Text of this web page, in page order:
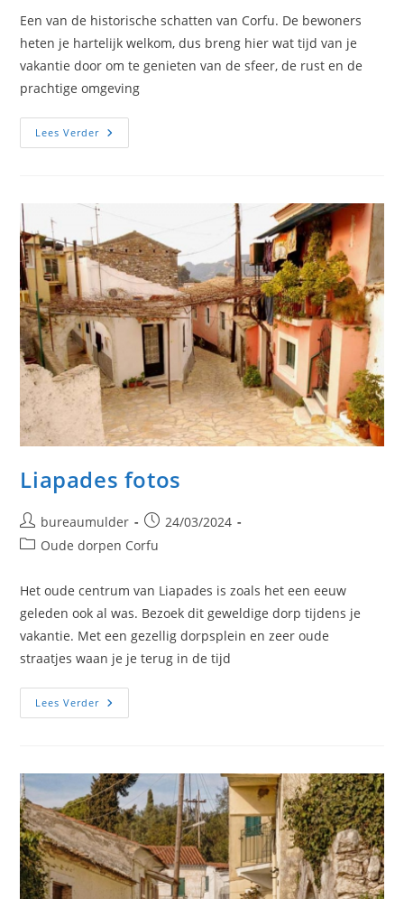
Een van de historische schatten van Corfu. De bewoners
heten je hartelijk welkom, dus breng hier wat tijd van je
vakantie door om te genieten van de sfeer, de rust en de
prachtige omgeving
Lees VerderMagoulades
Fotos
Liapades fotos
Bericht
auteur:
bureaumulder
Bericht
gepubliceerd
24/03/2024
Berichtcategorie:
Oude dorpen Corfu
Het oude centrum van Liapades is zoals het een eeuw
geleden ook al was. Bezoek dit geweldige dorp tijdens je
vakantie. Met een gezellig dorpsplein en zeer oude
straatjes waan je je terug in de tijd
Lees VerderLiapades
Fotos